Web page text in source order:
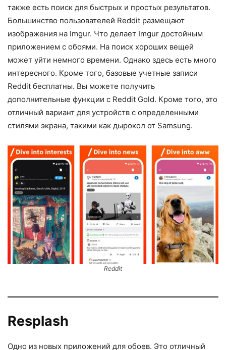
также есть поиск для быстрых и простых результатов.
Большинство пользователей Reddit размещают
изображения на Imgur. Что делает Imgur достойным
приложением с обоями. На поиск хороших вещей
может уйти немного времени. Однако здесь есть много
интересного. Кроме того, базовые учетные записи
Reddit бесплатны. Вы можете получить
дополнительные функции с Reddit Gold. Кроме того, это
отличный вариант для устройств с определенными
стилями экрана, такими как дырокол от Samsung.
Reddit
Resplash
Одно из новых приложений для обоев. Это отличный